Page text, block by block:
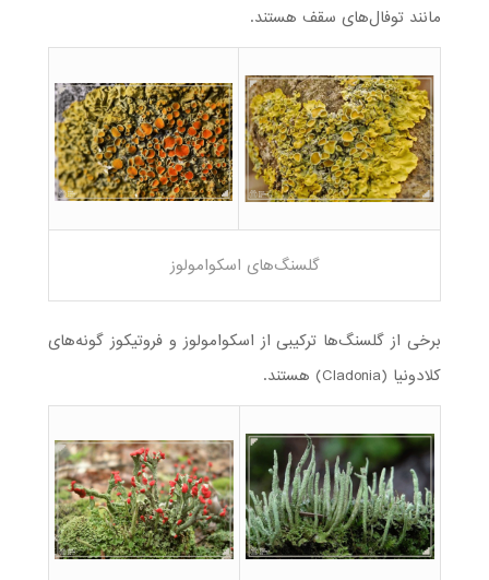
مانند توفال‌های سقف هستند.
گلسنگ‌های اسکوامولوز
برخی از گلسنگ‌ها ترکیبی از اسکوامولوز و فروتیکوز گونه‌های
کلادونیا (Cladonia) هستند.